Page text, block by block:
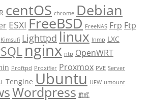
centOS chrome Debian
ESXI FreeBSD FreeNAS Frp Ftp
Kimsufi Lighttpd linux lnmp LXC
nginx ntp OpenWRT
Proftpd Proxifier Proxmox PVE Server
Tengine Ubuntu UFW umount
Wordpress 群晖